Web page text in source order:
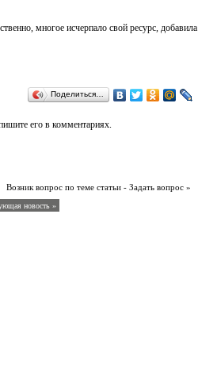
многое исчерпало свой ресурс, добавила
Поделиться…
его в комментариях.
Возник вопрос по теме статьи - Задать вопрос »
новость »